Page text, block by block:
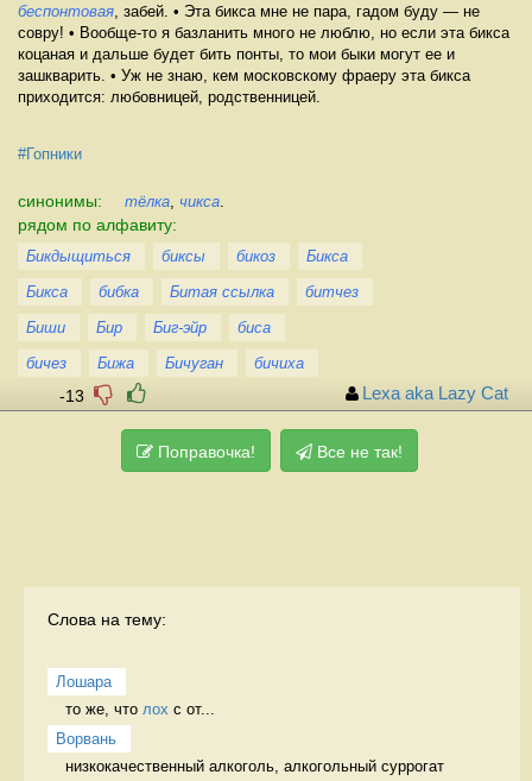
беспонтовая , забей. • Эта бикса мне не пара, гадом буду — не
совру! • Вообще-то я базланить много не люблю, но если эта бикса
коцаная и дальше будет бить понты, то мои быки могут ее и
зашкварить. • Уж не знаю, кем московскому фраеру эта бикса
приходится: любовницей, родственницей.
#Гопники
синонимы: тёлка чикса
рядом по алфавиту:
Бикдыщиться биксы бикоз
Бикса
Бикса
бибка Битая ссылка
битчез
Биши
Бир Биг-эйр
биса
бичез
Бижа Бичуган бичиха
-13 Lexa aka Lazy Cat
Поправочка! Все не так!
Слова на тему:
Лошара
то же, что лох с от...
Ворвань
низкокачественный алкоголь, алкогольный суррогат